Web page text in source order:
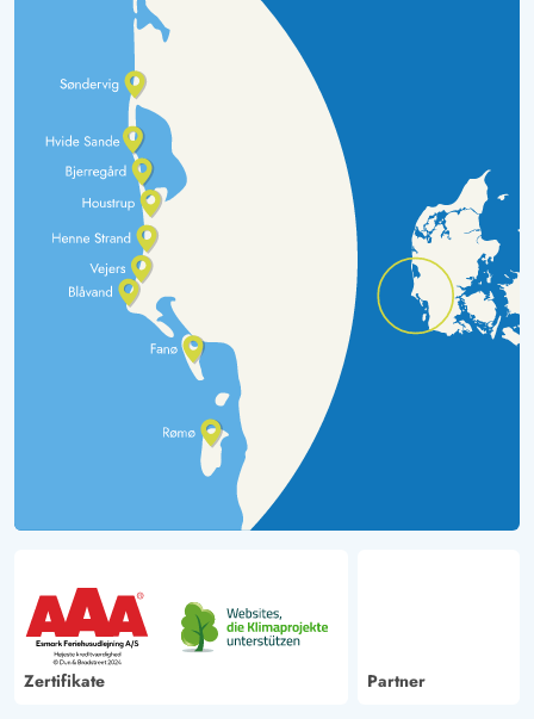
Zertifikate Partner